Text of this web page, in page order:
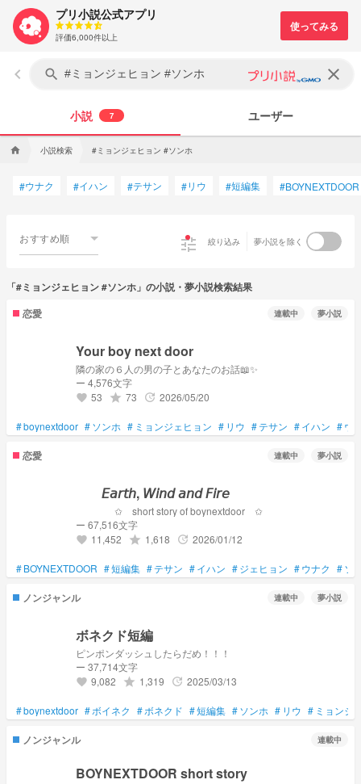
プリ小説公式アプリ
評価6,000件以上
keyboard_arrow_left search clear
小説 7 ユーザー
home 小説検索 #ミョンジェヒョン #ソンホ
#ウナク #イハン #テサン #リウ #短編集 #BOYNEXTDOOR
おすすめ順 tune 絞り込み 夢小説を除く
「#ミョンジェヒョン #ソンホ」の小説・夢小説検索結果
恋愛
連載中 夢小説
Your boy next door
隣の家の６人の男の子とあなたのお話📖✨
ー 4,576文字
favorite 53 grade 73 update 2026/05/20
#boynextdoor #ソンホ # ミョンジェヒョン # リウ #テサン #イハン #ウ
恋愛 連載中 夢小説
𝘌𝘢𝘳𝘵𝘩, 𝘞𝘪𝘯𝘥 𝘢𝘯𝘥 𝘍𝘪𝘳𝘦
✩ short story of boynextdoor ✩
ー 67,516文字
favorite 11,452 grade 1,618 update 2026/01/12
#BOYNEXTDOOR #短編集 #テサン #イハン #ジェヒョン #ウナク #ソ
ノンジャンル 連載中 夢小説
ボネクド短編
ピンポンダッシュしたらだめ！！！
ー 37,714文字
favorite 9,082 grade 1,319 update 2025/03/13
#boynextdoor #ボイネク #ボネクド #短編集 #ソンホ # リウ # ミョンジ
ノンジャンル 連載中
BOYNEXTDOOR short story